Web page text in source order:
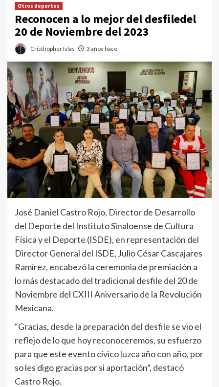
Otros deportes
Reconocen a lo mejor del desfiledel
20 de Noviembre del 2023
Cristhopher Islas 3 años hace
José Daniel Castro Rojo, Director de Desarrollo
del Deporte del Instituto Sinaloense de Cultura
Física y el Deporte (ISDE), en representación del
Director General del ISDE, Julio César Cascajares
Ramírez, encabezó la ceremonia de premiación a
lo más destacado del tradicional desfile del 20 de
Noviembre del CXIII Aniversario de la Revolución
Mexicana.
“Gracias, desde la preparación del desfile se vio el
reflejo de lo que hoy reconoceremos, su esfuerzo
para que este evento cívico luzca año con año, por
so les digo gracias por si aportación”, destacó
Castro Rojo.